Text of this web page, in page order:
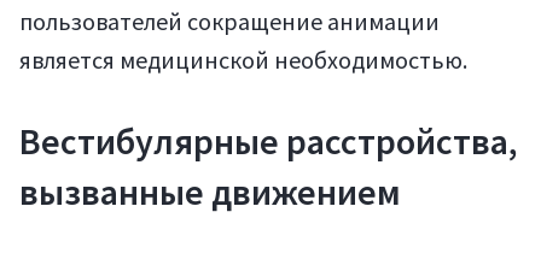
пользователей сокращение анимации
является медицинской необходимостью.
Вестибулярные расстройства,
вызванные движением